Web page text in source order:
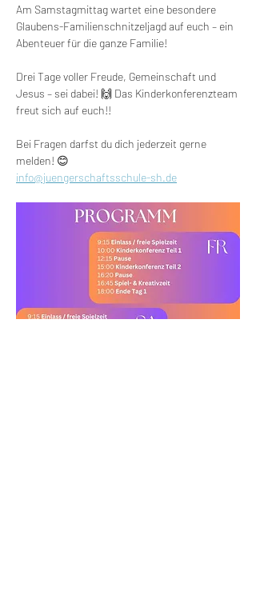
Am Samstagmittag wartet eine besondere
Glaubens-Familienschnitzeljagd auf euch – ein
Abenteuer für die ganze Familie!
Drei Tage voller Freude, Gemeinschaft und
Jesus – sei dabei! 🙌 Das Kinderkonferenzteam
freut sich auf euch!!
Bei Fragen darfst du dich jederzeit gerne
melden! 😊
info@juengerschaftsschule-sh.de